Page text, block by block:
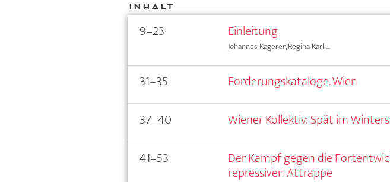
Inhalt
9–23 Einleitung
Johannes Kagerer, Regina Karl, ...
31–35 Forderungskataloge. Wien
37–40 Wiener Kollektiv: Spät im
41–53 Der Kampf gegen die
repressiven Attrappe